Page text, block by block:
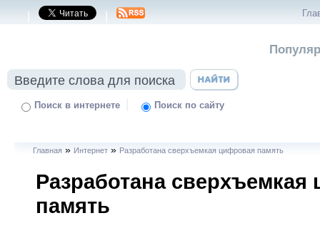
| |
Поиск в интернете | Поиск по сайту
Главная » Интернет » Разработана сверхъемкая цифровая память
Разработана
память